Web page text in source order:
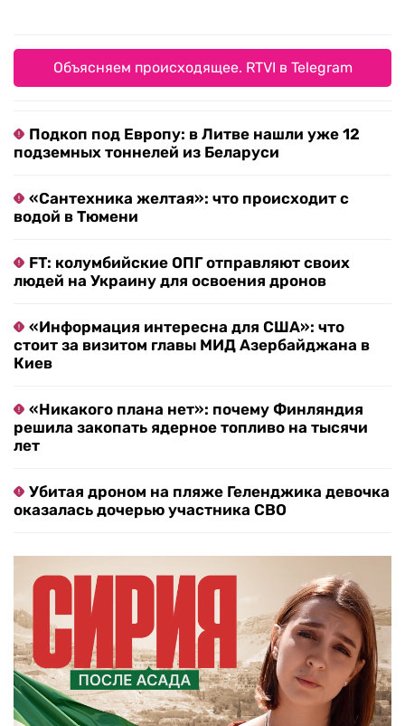
Объясняем происходящее. RTVI в Telegram
Подкоп под Европу: в Литве нашли уже 12
подземных тоннелей из Беларуси
«Сантехника желтая»: что происходит с
водой в Тюмени
FT: колумбийские ОПГ отправляют своих
людей на Украину для освоения дронов
«Информация интересна для США»: что
стоит за визитом главы МИД Азербайджана в
Киев
«Никакого плана нет»: почему Финляндия
решила закопать ядерное топливо на тысячи
лет
Убитая дроном на пляже Геленджика девочка
оказалась дочерью участника СВО